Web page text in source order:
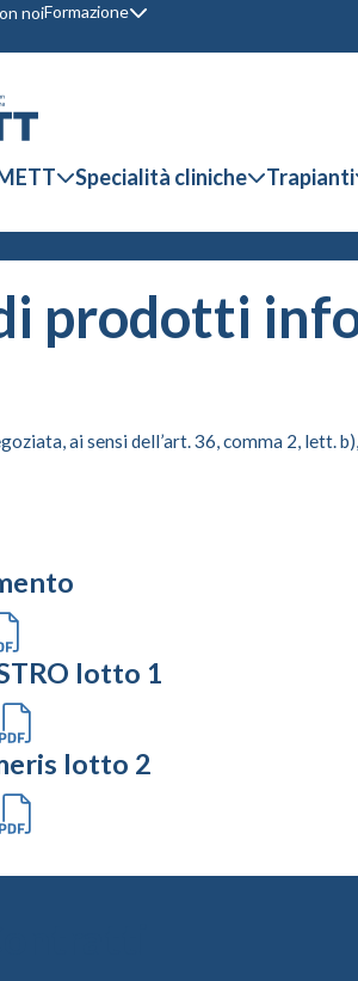
noiFormazione
Specialità cliniche Trapianti
prodotti
ai sensi dell’art. 36, comma 2, lett.
lotto 1
lotto 2